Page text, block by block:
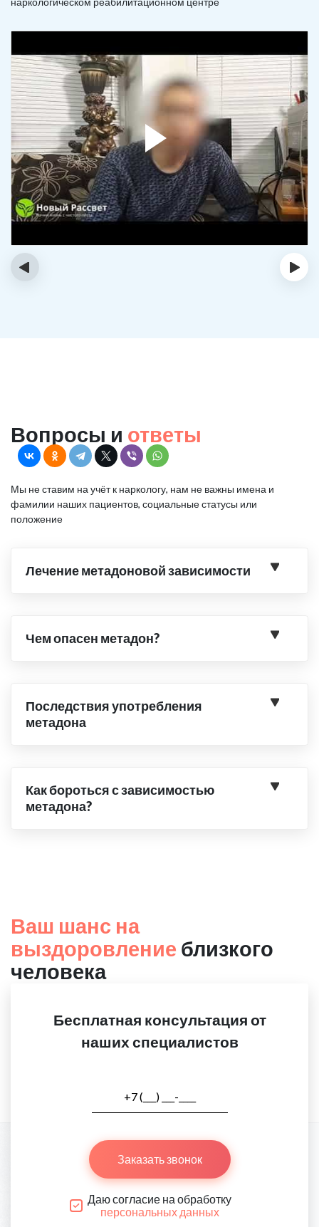
‹ ›
Вопросы и ответы
Мы не ставим на учёт к наркологу, нам не важны имена и
фамилии наших пациентов, социальные статусы или
положение
Лечение метадоновой зависимости
Чем опасен метадон?
Последствия употребления
метадона
Как бороться с зависимостью
метадона?
Ваш шанс на
выздоровление близкого
человека
Бесплатная консультация от
наших специалистов
Заказать звонок
Даю согласие на обработку
персональных данных